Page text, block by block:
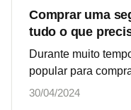
Comprar uma
tudo o que
Durante muito
popular para
30/04/2024